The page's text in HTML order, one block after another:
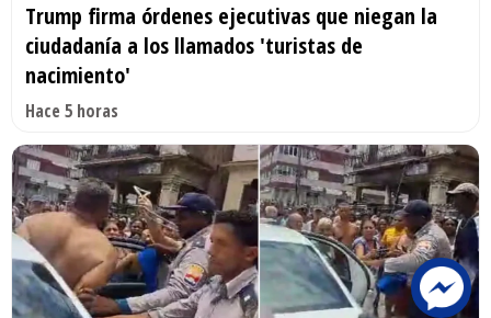
Trump firma órdenes ejecutivas que niegan la
ciudadanía a los llamados 'turistas de
nacimiento'
Hace 5 horas